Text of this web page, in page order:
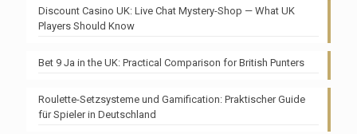
Discount Casino UK: Live Chat Mystery-Shop — What UK
Players Should Know
Bet 9 Ja in the UK: Practical Comparison for British Punters
Roulette-Setzsysteme und Gamification: Praktischer Guide
für Spieler in Deutschland